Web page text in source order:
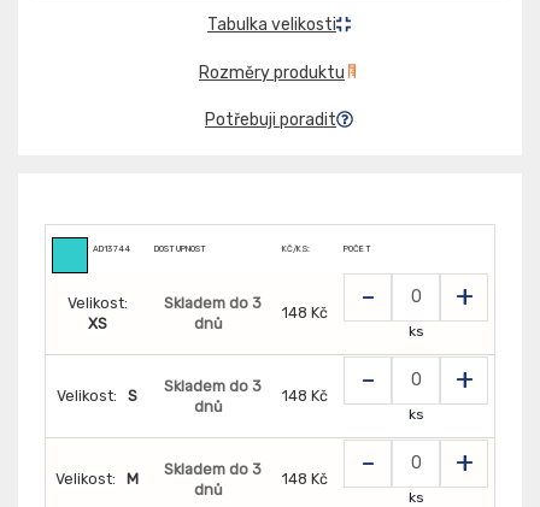
Tabulka velikosti
Rozměry produktu
Potřebuji poradit
AD13744 DOSTUPNOST KČ/KS: POČET
Velikost:
XS
Skladem do 3
dnů
148 Kč - +
ks
Velikost: S
Skladem do 3
dnů
148 Kč - +
ks
Velikost: M
Skladem do 3
dnů
148 Kč - +
ks